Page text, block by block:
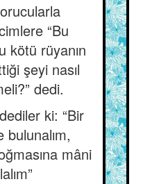
“Bu
kötü rüyanın
şeyi nasıl
dedi.
ki: “Bir
bulunalım,
mâni